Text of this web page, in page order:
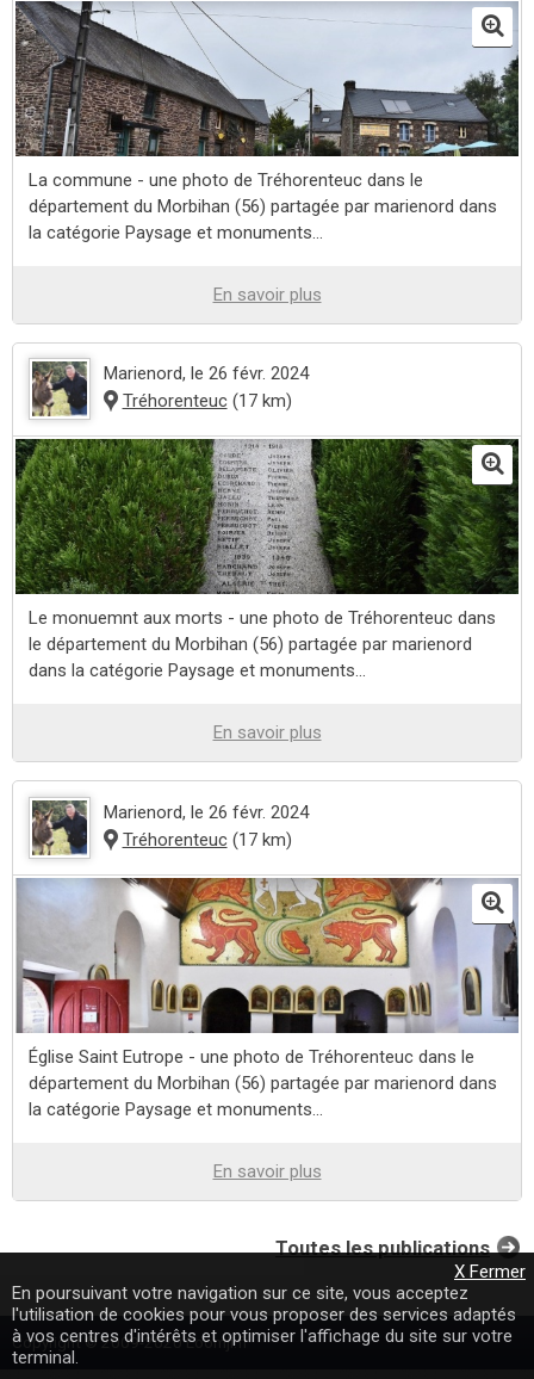
La commune - une photo de Tréhorenteuc dans le
département du Morbihan (56) partagée par marienord dans
la catégorie Paysage et monuments...
En savoir plus
Marienord, le 26 févr. 2024
Tréhorenteuc(17 km)
Le monuemnt aux morts - une photo de Tréhorenteuc dans
le département du Morbihan (56) partagée par marienord
dans la catégorie Paysage et monuments...
En savoir plus
Marienord, le 26 févr. 2024
Tréhorenteuc(17 km)
Église Saint Eutrope - une photo de Tréhorenteuc dans le
département du Morbihan (56) partagée par marienord dans
la catégorie Paysage et monuments...
En savoir plus
Toutes les publications
Copyright © 2009-2020 Loomji.fr
X Fermer
En poursuivant votre navigation sur ce site, vous acceptez
l'utilisation de cookies pour vous proposer des services adaptés
à vos centres d'intérêts et optimiser l'affichage du site sur votre
terminal.